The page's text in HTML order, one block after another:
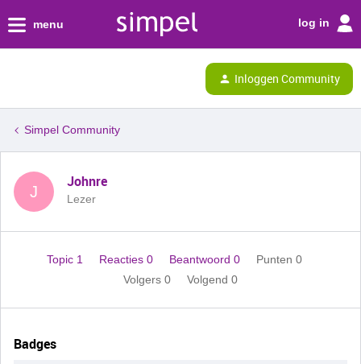
menu log in
Inloggen Community
Simpel Community
J
Johnre
Lezer
Topic 1 Reacties 0 Beantwoord 0
Punten 0
Volgers 0 Volgend 0
Badges